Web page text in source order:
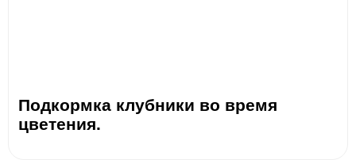
Подкормка клубники во время
цветения.